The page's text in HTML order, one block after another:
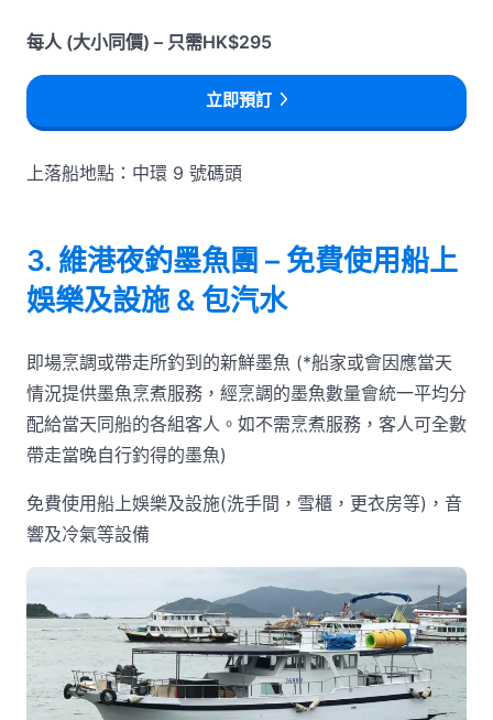
每人 (大小同價) – 只需HK$295
立即預訂
上落船地點：中環 9 號碼頭
3. 維港夜釣墨魚團 – 免費使用船上
娛樂及設施 & 包汽水
即場烹調或帶走所釣到的新鮮墨魚 (*船家或會因應當天
情況提供墨魚烹煮服務，經烹調的墨魚數量會統一平均分
配給當天同船的各組客人。如不需烹煮服務，客人可全數
帶走當晚自行釣得的墨魚)
免費使用船上娛樂及設施(洗手間，雪櫃，更衣房等)，音
響及冷氣等設備